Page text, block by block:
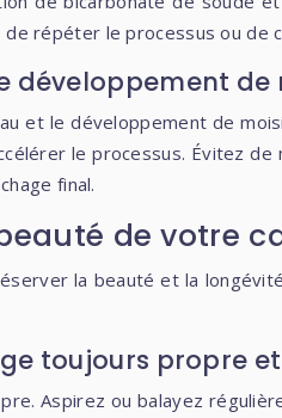
répéter le processus ou de
développement de
et le développement de
le processus. Évitez
final.
de votre
la beauté et la
toujours propre
Aspirez ou balayez